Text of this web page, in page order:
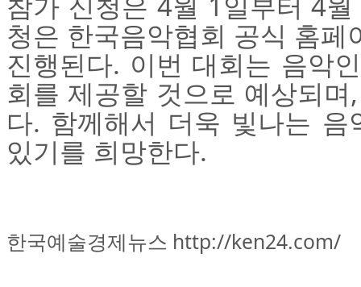
청은 한국음악협회 공식 홈페
진행된다. 이번 대회는 음악
회를 제공할 것으로 예상되
다. 함께해서 더욱 빛나는
있기를 희망한다.
한국예술경제뉴스 http://ken24.com/​